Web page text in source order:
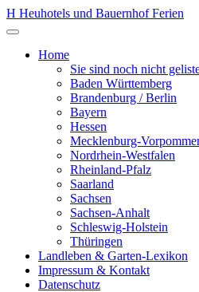
Zum
Inhalt
H Heuhotels und Bauernhof Ferien
Menü
öffnenHome
Sie sind noch nicht
Baden Württemberg
Brandenburg / Berlin
Bayern
Hessen
Mecklenburg-
Nordrhein-Westfalen
Rheinland-Pfalz
Saarland
Sachsen
Sachsen-Anhalt
Schleswig-Holstein
Thüringen
Landleben & Garten-Lexikon
Impressum & Kontakt
Datenschutz